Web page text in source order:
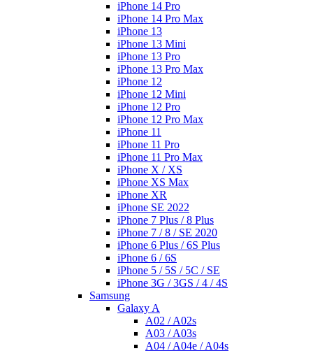
iPhone 14 Pro
iPhone 14 Pro Max
iPhone 13
iPhone 13 Mini
iPhone 13 Pro
iPhone 13 Pro Max
iPhone 12
iPhone 12 Mini
iPhone 12 Pro
iPhone 12 Pro Max
iPhone 11
iPhone 11 Pro
iPhone 11 Pro Max
iPhone X / XS
iPhone XS Max
iPhone XR
iPhone SE 2022
iPhone 7 Plus / 8 Plus
iPhone 7 / 8 / SE 2020
iPhone 6 Plus / 6S Plus
iPhone 6 / 6S
iPhone 5 / 5S / 5C / SE
iPhone 3G / 3GS / 4 / 4S
Samsung
Galaxy A
A02 / A02s
A03 / A03s
A04 / A04e / A04s